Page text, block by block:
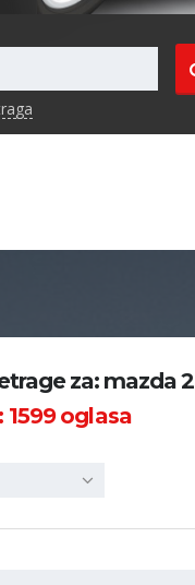
za: mazda 2
1599oglasa